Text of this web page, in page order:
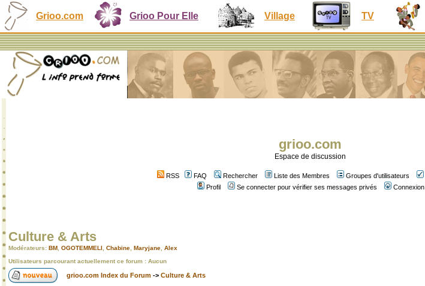
Grioo.com Grioo Pour Elle Village TV
grioo.com
Espace de discussion
RSS FAQ Rechercher Liste des Membres Groupes d'utilisateurs
Profil
Se connecter pour vérifier ses messages privés Connexion
Culture & Arts
Modérateurs: BM OGOTEMMELI Chabine Maryjane Alex
Utilisateurs parcourant actuellement ce forum : Aucun
grioo.com Index du Forum -> Culture & Arts